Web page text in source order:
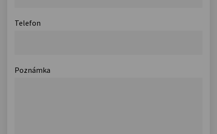
Telefon
Poznámka